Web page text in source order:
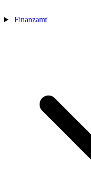
Finanzamt